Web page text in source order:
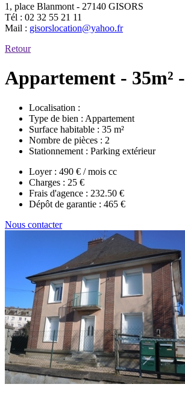
1, place Blanmont - 27140 GISORS
Tél : 02 32 55 21 11
Mail : gisorslocation@yahoo.fr
Retour
Appartement - 35m² -
Localisation :
Type de bien : Appartement
Surface habitable : 35 m²
Nombre de pièces : 2
Stationnement : Parking extérieur
Loyer : 490 € / mois cc
Charges : 25 €
Frais d'agence : 232.50 €
Dépôt de garantie : 465 €
Nous contacter